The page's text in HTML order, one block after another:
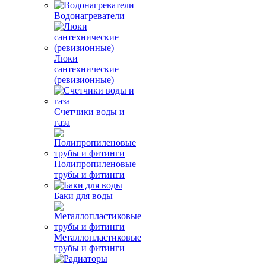
Водонагреватели
Люки
сантехнические
(ревизионные)
Счетчики воды и
газа
Полипропиленовые
трубы и фитинги
Баки для воды
Металлопластиковые
трубы и фитинги